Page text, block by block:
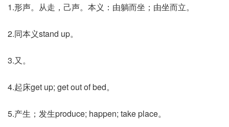
1.形声。从走，己声。本义：由躺而坐；由坐而立。
2.同本义stand up。
3.又。
4.起床get up; get out of bed。
5.产生；发生produce; happen; take place。